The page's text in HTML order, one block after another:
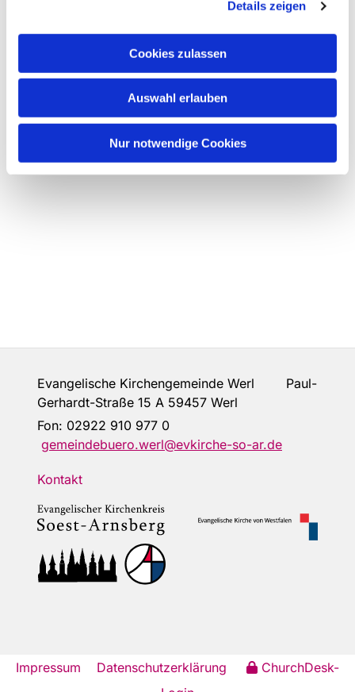
Details zeigen
Cookies zulassen
Auswahl erlauben
Nur notwendige Cookies
Evangelische Kirchengemeinde Werl Paul-
Gerhardt-Straße 15 A 59457 Werl
Fon: 02922 910 977 0
gemeindebuero.werl@evkirche-so-ar.de
Kontakt
Impressum Datenschutzerklärung
ChurchDesk-